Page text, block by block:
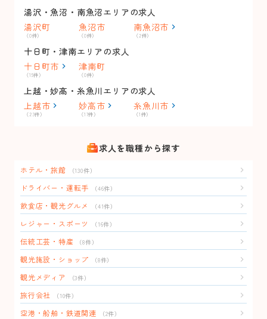
湯沢・魚沼・南魚沼エリアの求人
湯沢町
（0件）
魚沼市
（0件）
南魚沼市
（2件）
十日町・津南エリアの求人
十日町市
（15件）
津南町
（0件）
上越・妙高・糸魚川エリアの求人
上越市
（23件）
妙高市
（17件）
糸魚川市
（1件）
求人を職種から探す
ホテル・旅館 （130件）
ドライバー・運転手 （46件）
飲食店・観光グルメ （41件）
レジャー・スポーツ （16件）
伝統工芸・特産 （8件）
観光施設・ショップ （8件）
観光メディア （3件）
旅行会社 （10件）
空港・船舶・鉄道関連 （2件）